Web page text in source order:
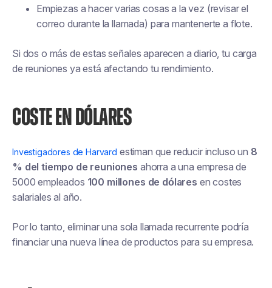
Empiezas a hacer varias cosas a la vez (revisar el
correo durante la llamada) para mantenerte a flote.
Si dos o más de estas señales aparecen a diario, tu carga
de reuniones ya está afectando tu rendimiento.
COSTE EN DÓLARES
Investigadores de Harvard estiman que reducir incluso un 8
% del tiempo de reuniones ahorra a una empresa de
5000 empleados 100 millones de dólares en costes
salariales al año.
Por lo tanto, eliminar una sola llamada recurrente podría
financiar una nueva línea de productos para su empresa.